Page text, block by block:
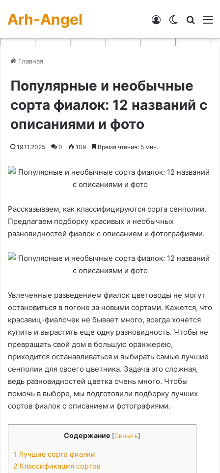
Arh-Angel Switch skin
Войти
Главная
Популярные и необычные
сорта фиалок: 12 названий с
описаниями и фото
19.11.2025 0 109 Время чтения: 5 мин.
Рассказываем, как классифицируются сорта сенполии.
Предлагаем подборку красивых и необычных
разновидностей фиалок с описанием и фотографиями.
Увлеченные разведением фиалок цветоводы не могут
остановиться в погоне за новыми сортами. Кажется, что
красавиц-фиалочек не бывает много, всегда хочется
купить и вырастить еще одну разновидность. Чтобы не
превращать свой дом в большую оранжерею,
приходится останавливаться и выбирать самые лучшие
сенполии для своего цветника. Задача это сложная,
ведь разновидностей цветка очень много. Чтобы
помочь в выборе, мы подготовили подборку лучших
сортов фиалок с описанием и фотографиями.
Содержание [Скрыть]
1 Лучшие сорта фиалки
2 Классификация сортов